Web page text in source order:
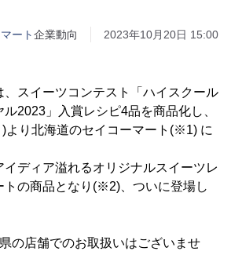
ート企業動向 2023年10月20日 15:00
、スイーツコンテスト「ハイスクール
2023」入賞レシピ4品を商品化し、
より北海道のセイコーマート(※1) に
ディア溢れるオリジナルスイーツレ
トの商品となり(※2)、ついに登場し
店舗でのお取扱いはございませ